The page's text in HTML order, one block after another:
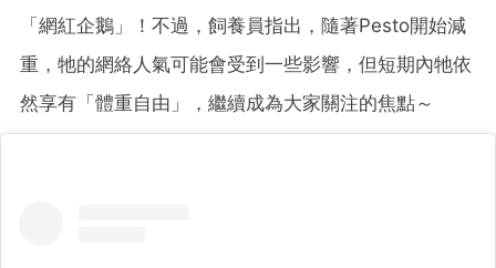
「網紅企鵝」！不過，飼養員指出，隨著Pesto開始減
重，牠的網絡人氣可能會受到一些影響，但短期內牠依
然享有「體重自由」，繼續成為大家關注的焦點～